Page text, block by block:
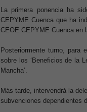
La primera ponencia ha
CEPYME Cuenca que ha
CEOE CEPYME Cuenca en
Posteriormente turno, para
sobre los ‘Beneficios de la
Mancha’.
Más tarde, intervendrá la
subvenciones dependientes